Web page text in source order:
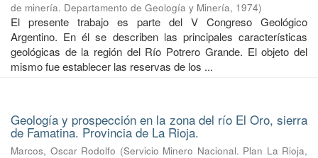
de minería. Departamento de Geología y Minería, 1974)
El presente trabajo es parte del V Congreso Geológico
Argentino. En él se describen las principales características
geológicas de la región del Río Potrero Grande. El objeto del
mismo fue establecer las reservas de los ...
Geología y prospección en la zona del río El Oro, sierra
de Famatina. Provincia de La Rioja.
Marcos, Oscar Rodolfo (Servicio Minero Nacional. Plan La Rioja,